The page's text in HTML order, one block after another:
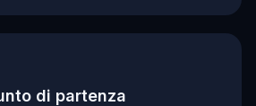
di partenza